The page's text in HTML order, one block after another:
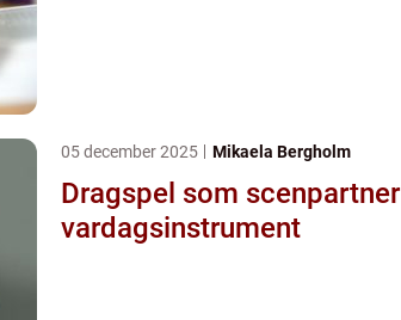
05 december 2025 Mikaela Bergholm
Dragspel som
vardagsinstrument